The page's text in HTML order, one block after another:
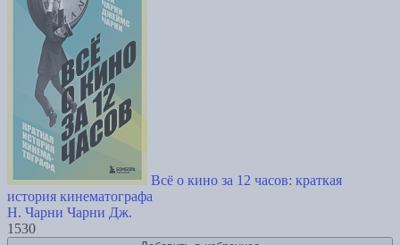
Всё о кино за 12 часов: краткая
история кинематографа
Н. Чарни Чарни Дж.
1530